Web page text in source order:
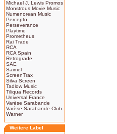
Michael J. Lewis Promos
Monstrous Movie Music
Numenorean Music
Percepto
Perseverance
Playtime
Prometheus
Rai Trade
RCA
RCA Spain
Retrograde
SAE
Saimel
ScreenTrax
Silva Screen
Tadlow Music
Tiliqua Records
Universal France
Varèse Sarabande
Varèse Sarabande Club
Warner
Weitere Label